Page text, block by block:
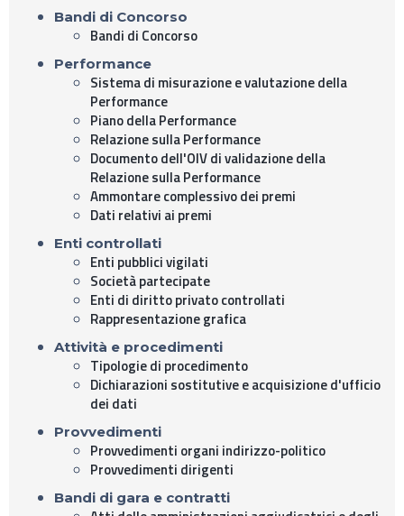
Bandi di Concorso
Bandi di Concorso
Performance
Sistema di misurazione e valutazione della
Performance
Piano della Performance
Relazione sulla Performance
Documento dell'OIV di validazione della
Relazione sulla Performance
Ammontare complessivo dei premi
Dati relativi ai premi
Enti controllati
Enti pubblici vigilati
Società partecipate
Enti di diritto privato controllati
Rappresentazione grafica
Attività e procedimenti
Tipologie di procedimento
Dichiarazioni sostitutive e acquisizione d'ufficio
dei dati
Provvedimenti
Provvedimenti organi indirizzo-politico
Provvedimenti dirigenti
Bandi di gara e contratti